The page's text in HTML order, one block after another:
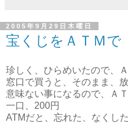
2005年9月29日木曜日
宝くじをＡＴＭで
珍しく、ひらめいたので、
窓口で買うと、そのまま、
意味ない事になるので、Ａ
一口、200円
ATMだと、忘れた、なくし